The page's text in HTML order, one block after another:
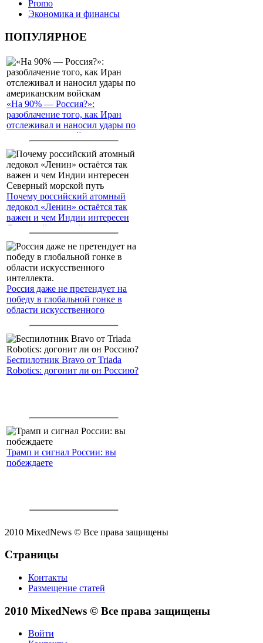
Promo
Экономика и финансы
ПОПУЛЯРНОЕ
«На 90% — Россия?»:
разоблачение того, как Иран
отслеживал и наносил удары по
американским войскам
Почему российский атомный
ледокол «Ленин» остаётся так
важен и чем Индии интересен
Северный морской путь
Россия даже не претендует на
победу в глобальной гонке в
области искусственного
Беспилотник Bravo от Triada
Robotics: догонит ли он Россию?
Трамп и сигнал России: вы
побеждаете
2010 MixedNews © Все права защищены
Страницы
Контакты
Размещение статей
2010 MixedNews © Все права защищены
Войти